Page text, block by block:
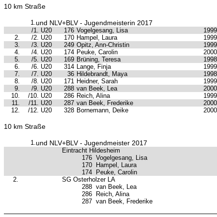
10 km Straße
1.und NLV+BLV - Jugendmeisterin 2017
/1. U20 176 Vogelgesang, Lisa
1999
2.
/2. U20 170 Hampel, Laura
1999
3.
/3. U20 249 Opitz, Ann-Christin
1999
4.
/4. U20 174 Peuke, Carolin
2000
5.
/5. U20 169 Brüning, Teresa
1998
6.
/6. U20 314 Lange, Finja
1999
7.
/7. U20 36 Hildebrandt, Maya
1998
8.
/8. U20 171 Heidner, Sarah
1999
9.
/9. U20 288 van Beek, Lea
2000
10.
/10. U20 286 Reich, Alina
1999
11.
/11. U20 287 van Beek, Frederike
2000
12.
/12. U20 328 Bornemann, Deike 2000
10 km Straße
1.und NLV+BLV - Jugendmeister 2017
Eintracht Hildesheim
176 Vogelgesang, Lisa
170
Hampel, Laura
174
Peuke, Carolin
2.
SG Osterholzer LA
288 van Beek, Lea
286
Reich, Alina
287 van Beek, Frederike